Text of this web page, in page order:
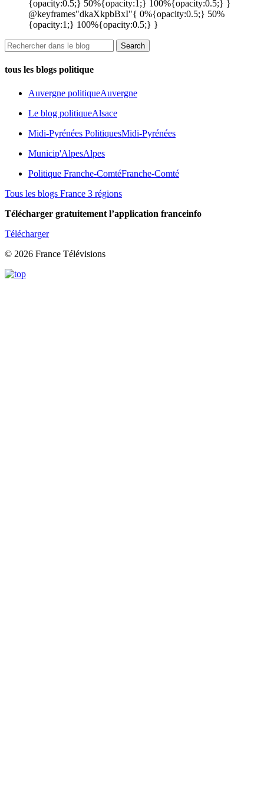
{opacity:0.5;} 50%{opacity:1;} 100%{opacity:0.5;} }
@keyframes"dkaXkpbBxI"{ 0%{opacity:0.5;} 50%
{opacity:1;} 100%{opacity:0.5;} }
tous les blogs politique
Auvergne politiqueAuvergne
Le blog politiqueAlsace
Midi-Pyrénées PolitiquesMidi-Pyrénées
Municip'AlpesAlpes
Politique Franche-ComtéFranche-Comté
Tous les blogs France 3 régions
Télécharger gratuitement l’application franceinfo
Télécharger
© 2026 France Télévisions